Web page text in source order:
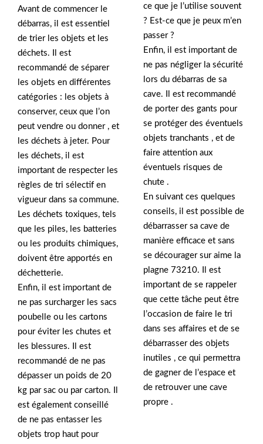
Avant de commencer le
débarras, il est essentiel
de trier les objets et les
déchets. Il est
recommandé de séparer
les objets en différentes
catégories : les objets à
conserver, ceux que l’on
peut vendre ou donner , et
les déchets à jeter. Pour
les déchets, il est
important de respecter les
règles de tri sélectif en
vigueur dans sa commune.
Les déchets toxiques, tels
que les piles, les batteries
ou les produits chimiques,
doivent être apportés en
déchetterie.
Enfin, il est important de
ne pas surcharger les sacs
poubelle ou les cartons
pour éviter les chutes et
les blessures. Il est
recommandé de ne pas
dépasser un poids de 20
kg par sac ou par carton. Il
est également conseillé
de ne pas entasser les
objets trop haut pour
ce que je l’utilise souvent
? Est-ce que je peux m’en
passer ?
Enfin, il est important de
ne pas négliger la sécurité
lors du débarras de sa
cave. Il est recommandé
de porter des gants pour
se protéger des éventuels
objets tranchants , et de
faire attention aux
éventuels risques de
chute .
En suivant ces quelques
conseils, il est possible de
débarrasser sa cave de
manière efficace et sans
se décourager sur aime la
plagne 73210. Il est
important de se rappeler
que cette tâche peut être
l’occasion de faire le tri
dans ses affaires et de se
débarrasser des objets
inutiles , ce qui permettra
de gagner de l’espace et
de retrouver une cave
propre .